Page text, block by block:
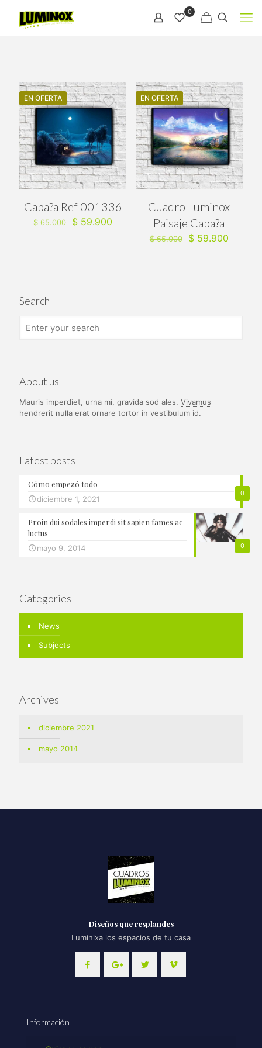
0
EN OFERTA
Caba?a Ref 001336
$65.000
El
$ 59.900
EN OFERTA
Cuadro Luminox
Paisaje Caba?a
$65.000
El
$59.900El
Search
About us
Mauris imperdiet, urna mi, gravida sod ales. Vivamus
hendrerit nulla erat ornare tortor in vestibulum id.
Latest posts
0
Cómo empezó todo
diciembre 1, 2021
0
Proin dui sodales imperdi sit sapien fames ac
luctus
mayo 9, 2014
Categories
News
Subjects
Archives
diciembre 2021
mayo 2014
Diseños que resplandes
Luminixa los espacios de tu casa
Información